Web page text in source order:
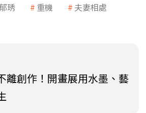
琇 重機
夫妻相處
離創作！開畫展用水墨、藝